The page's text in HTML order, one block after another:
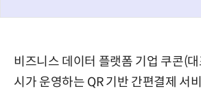
비즈니스 데이터 플랫폼 기업 쿠콘(
시가 운영하는 QR 기반 간편결제 서